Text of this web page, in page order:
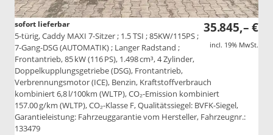
35.845,– €
incl. 19% MwSt.
sofort lieferbar
5-türig, Caddy MAXI 7-Sitzer ; 1.5 TSI ; 85KW/115PS ;
7-Gang-DSG (AUTOMATIK) ; Langer Radstand ;
Frontantrieb, 85 kW (116 PS), 1.498 cm³, 4 Zylinder,
Doppelkupplungsgetriebe (DSG), Frontantrieb,
Verbrennungsmotor (ICE), Benzin, Kraftstoffverbrauch
kombiniert 6,8 l/100km (WLTP), CO₂-Emission kombiniert
157.00 g/km (WLTP), CO₂-Klasse F, Qualitätssiegel: BVFK-Siegel,
Garantieleistung: Fahrzeuggarantie vom Hersteller, Fahrzeugnr.:
133479